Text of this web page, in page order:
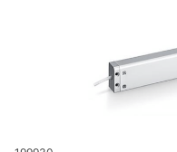
Kod produktu